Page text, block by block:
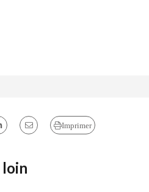
Imprimer
loin